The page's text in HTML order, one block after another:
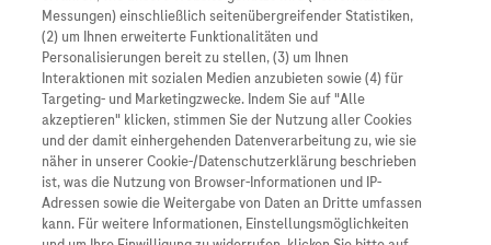
Was uns antreibt
Unsere Standorte
Roche Stories
Events
Forschung
Personalisierte
Digitalisierung
Blog Zukunftslabor
Messungen) einschließlich seitenübergreifender Statistiken,
(2) um Ihnen erweiterte Funktionalitäten und
Personalisierungen bereit zu stellen, (3) um Ihnen
Interaktionen mit sozialen Medien anzubieten sowie (4) für
Targeting- und Marketingzwecke. Indem Sie auf "Alle
akzeptieren" klicken, stimmen Sie der Nutzung aller Cookies
und der damit einhergehenden Datenverarbeitung zu, wie sie
näher in unserer Cookie-/Datenschutzerklärung beschrieben
ist, was die Nutzung von Browser-Informationen und IP-
Adressen sowie die Weitergabe von Daten an Dritte umfassen
kann. Für weitere Informationen, Einstellungsmöglichkeiten